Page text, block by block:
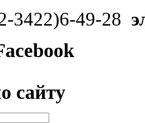
3422)6-49-28
сайту